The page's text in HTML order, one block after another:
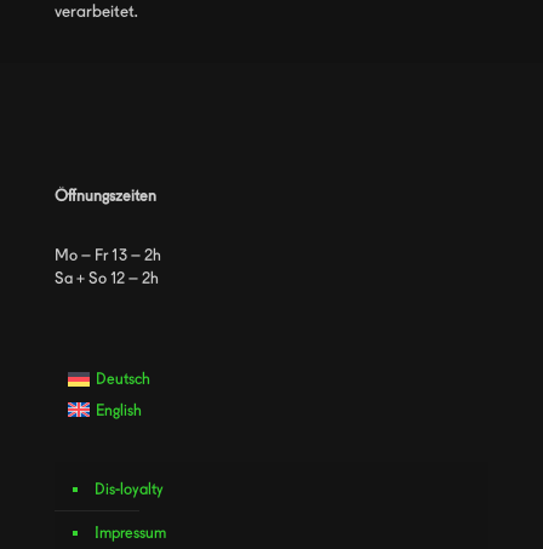
verarbeitet.
Öffnungszeiten
Mo – Fr 13 – 2h
Sa + So 12 – 2h
Deutsch
English
Dis-loyalty
Impressum